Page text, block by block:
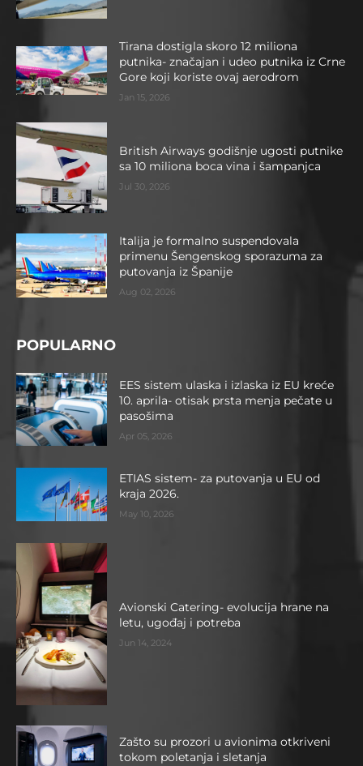
Tirana dostigla skoro 12 miliona
putnika- značajan i udeo putnika iz Crne
Gore koji koriste ovaj aerodrom
Jan 15, 2026
British Airways godišnje ugosti putnike
sa 10 miliona boca vina i šampanjca
Jul 30, 2026
Italija je formalno suspendovala
primenu Šengenskog sporazuma za
putovanja iz Španije
Aug 02, 2026
POPULARNO
EES sistem ulaska i izlaska iz EU kreće
10. aprila- otisak prsta menja pečate u
pasošima
Apr 05, 2026
ETIAS sistem- za putovanja u EU od
kraja 2026.
May 10, 2026
Avionski Catering- evolucija hrane na
letu, ugođaj i potreba
Jun 14, 2024
Zašto su prozori u avionima otkriveni
tokom poletanja i sletanja